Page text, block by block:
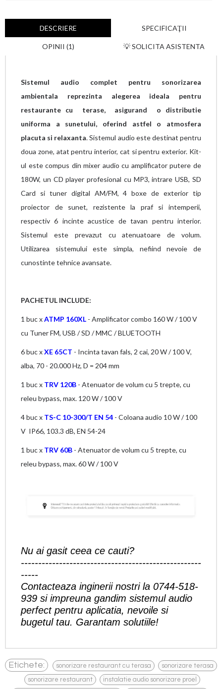
DESCRIERE SPECIFICAŢII
OPINII (1) 💡 SOLICITA ASISTENTA
Sistemul audio complet pentru sonorizarea
ambientala reprezinta alegerea ideala pentru
restaurante cu terase, asigurand o distributie
uniforma a sunetului, oferind astfel o atmosfera
placuta si relaxanta. Sistemul audio este destinat pentru
doua zone, atat pentru interior, cat si pentru exterior. Kit-
ul este compus din mixer audio cu amplificator putere de
180W, un CD player profesional cu MP3, intrare USB, SD
Card si tuner digital AM/FM, 4 boxe de exterior tip
proiector de sunet, rezistente la praf si intemperii,
respectiv 6 incinte acustice de tavan pentru interior.
Sistemul este prevazut cu atenuatoare de volum.
Utilizarea sistemului este simpla, nefiind nevoie de
cunostinte tehnice avansate.
PACHETUL INCLUDE:
1 buc xATMP 160XL - Amplificator combo 160 W / 100 V
cu Tuner FM, USB / SD / MMC / BLUETOOTH
6 buc xXE 65CT - Incinta tavan fals, 2 cai, 20 W / 100 V,
alba, 70 - 20.000 Hz, D = 204 mm
1 buc x TRV 120B - Atenuator de volum cu 5 trepte, cu
releu bypass, max. 120 W / 100 V
4 buc x TS-C 10-300/T EN 54 - Coloana audio 10 W / 100
V IP66, 103.3 dB, EN 54-24
1 buc x TRV 60B - Atenuator de volum cu 5 trepte, cu
releu bypass, max. 60 W / 100 V
Nu ai gasit ceea ce cauti?
----------------------------------------------------
-----
Contacteaza inginerii nostri la 0744-518-
939 si impreuna gandim sistemul audio
perfect pentru aplicatia, nevoile si
bugetul tau. Garantam solutiile!
Etichete: sonorizare restaurant cu terasa sonorizare terasa
sonorizare restaurant , instalatie audio sonorizare proel ,